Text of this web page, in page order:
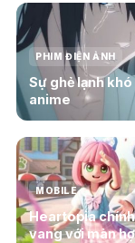
PHIM ĐIỆN ẢNH
Sự ghẻ lạnh
anime
MOBILE
Heartopia
vang với màn